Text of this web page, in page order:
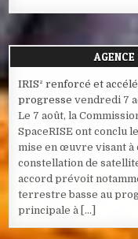
IRIS² renforcé et
progresse vendredi 7
Le 7 août, la
SpaceRISE ont conclu
mise en œuvre visant à
constellation de
accord prévoit
terrestre basse au
principale à […]